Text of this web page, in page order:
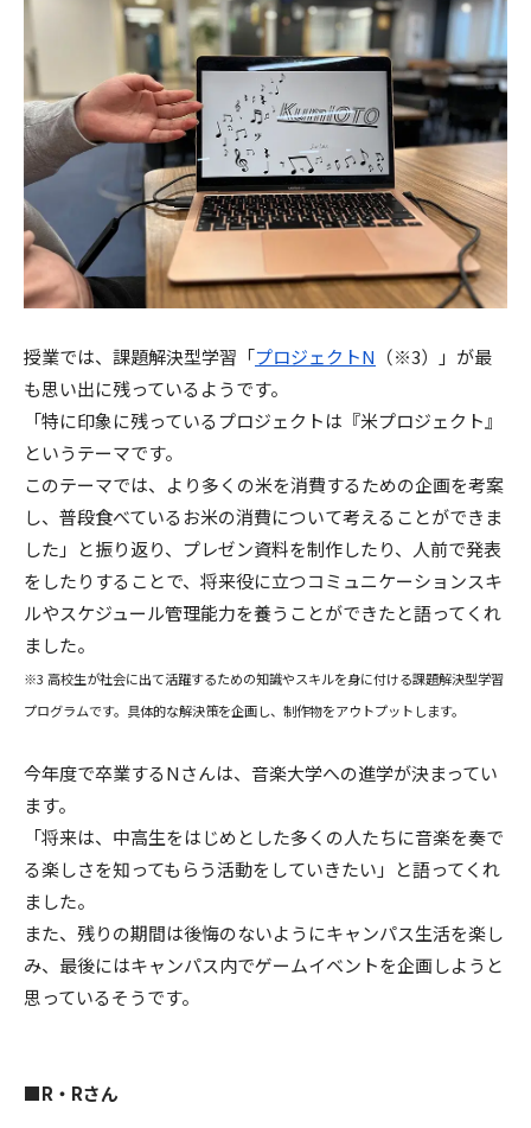
授業では、課題解決型学習「プロジェクトN （※3）」が最
も思い出に残っているようです。
「特に印象に残っているプロジェクトは『米プロジェクト』
というテーマです。
このテーマでは、より多くの米を消費するための企画を考案
し、普段食べているお米の消費について考えることができま
した」と振り返り、プレゼン資料を制作したり、人前で発表
をしたりすることで、将来役に立つコミュニケーションスキ
ルやスケジュール管理能力を養うことができたと語ってくれ
ました。
※3 高校生が社会に出て活躍するための知識やスキルを身に付ける課題解決型学習
プログラムです。具体的な解決策を企画し、制作物をアウトプットします。
今年度で卒業するNさんは、音楽大学への進学が決まってい
ます。
「将来は、中高生をはじめとした多くの人たちに音楽を奏で
る楽しさを知ってもらう活動をしていきたい」と語ってくれ
ました。
また、残りの期間は後悔のないようにキャンパス生活を楽し
み、最後にはキャンパス内でゲームイベントを企画しようと
思っているそうです。
■R・Rさん